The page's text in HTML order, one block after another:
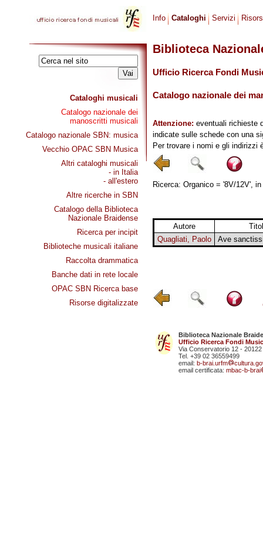
Cataloghi musicali
Catalogo nazionale dei
manoscritti musicali
Catalogo nazionale SBN: musica
Vecchio OPAC SBN Musica
Altri cataloghi musicali
- in Italia
- all'estero
Altre ricerche in SBN
Catalogo della Biblioteca
Nazionale Braidense
Ricerca per incipit
Biblioteche musicali italiane
Raccolta drammatica
Banche dati in rete locale
OPAC SBN Ricerca base
Risorse digitalizzate
Info Cataloghi Servizi
Biblioteca
Ufficio Ricerca Fondi
Catalogo nazionale dei
Attenzione: eventuali richieste
indicate sulle schede con una
Per trovare i nomi e gli indirizzi
Ricerca: Organico = '8V/12V',
Autore
Quagliati, Paolo
Ave
Biblioteca Nazionale
Ufficio Ricerca Fondi
Via Conservatorio 12 - 20122
Tel. +39 02 36559499
email: b-brai.urfm
email certificata: mbac-b-brai